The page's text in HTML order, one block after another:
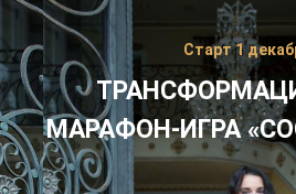
МАРАФОН-ИГРА
Старт 1